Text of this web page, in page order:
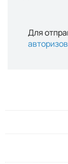
Для